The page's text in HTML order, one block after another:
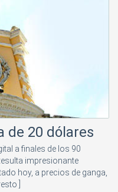
de 20 dólares
a finales de los 90
impresionante
hoy, a precios de ganga,
]